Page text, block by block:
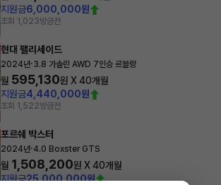
지원금6,000,000원
조회 1,023방금전
현대 팰리세이드
2024년·3.8 가솔린 AWD 7인승 르블랑
월 595,130원 X40개월
지원금4,440,000원
조회 1,522방금전
포르쉐 박스터
2024년·4.0 Boxster GTS
월 1,508,200원 X40개월
지원금25,000,000원